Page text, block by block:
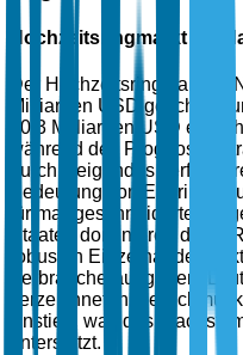
Hochzeitsringmarkt
Der Hochzeitsringmarkt in
Milliarden USD geschätzt
10,3 Milliarden USD
während des
durch steigendes
Bedeutung von Eheringen
für maßgeschneiderte
Staaten dominieren diese
robusten
Verbraucherausgaben.
verzeichneten die
Anstieg, was das
unterstützt.